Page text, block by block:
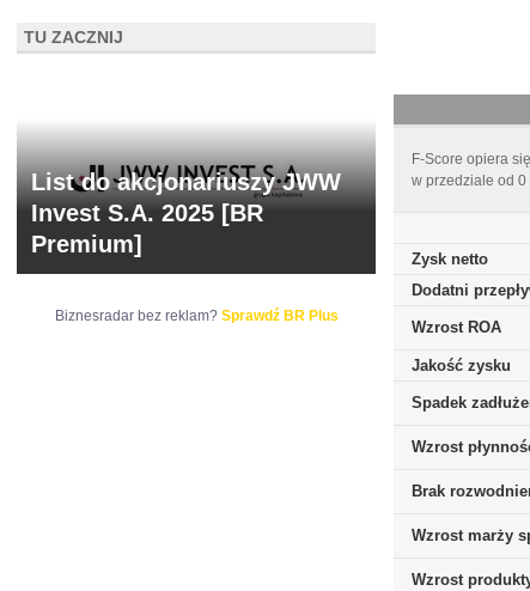
F-Score opiera
w przedziale od 0
Zysk netto
Dodatni
Wzrost ROA
Jakość zysku
Spadek
Wzrost
Brak
Wzrost marży
Wzrost
TU ZACZNIJ
List do akcjonariuszy JWW
Invest S.A. 2025 [BR
Premium]
Biznesradar bez reklam? Sprawdź BR Plus